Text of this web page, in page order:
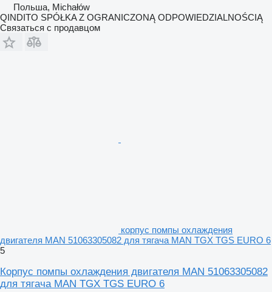
Польша, Michałów
QINDITO SPÓŁKA Z OGRANICZONĄ ODPOWIEDZIALNOŚCIĄ
Связаться с продавцом
корпус помпы охлаждения
двигателя MAN 51063305082 для тягача MAN TGX TGS EURO 6
5
Корпус помпы охлаждения двигателя MAN 51063305082
для тягача MAN TGX TGS EURO 6